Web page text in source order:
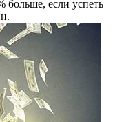
больше, если успеть